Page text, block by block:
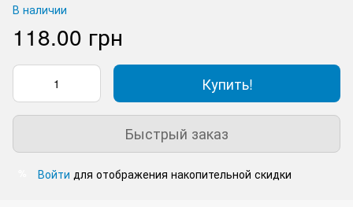
В наличии
118.00 грн
Купить!
Быстрый заказ
Войти для отображения накопительной скидки